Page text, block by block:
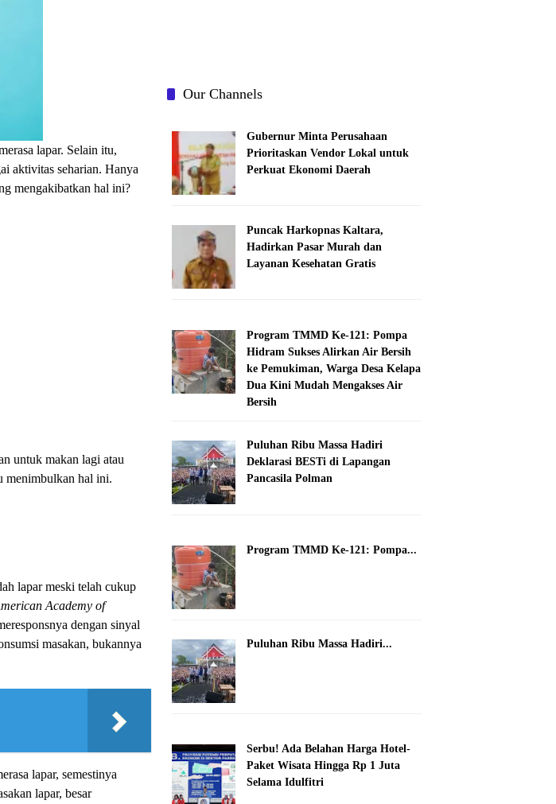
lapar. Selain itu,
aktivitas seharian. Hanya
mengakibatkan hal ini?
untuk makan lagi atau
menimbulkan hal ini.
lapar meski telah cukup
Academy of
dengan sinyal
masakan, bukannya
lapar, semestinya
lapar, besar
Our Channels
Gubernur Minta Perusahaan
Prioritaskan Vendor Lokal untuk
Perkuat Ekonomi Daerah
Puncak Harkopnas Kaltara,
Hadirkan Pasar Murah dan
Layanan Kesehatan Gratis
Program TMMD Ke-121: Pompa
Hidram Sukses Alirkan Air Bersih
ke Pemukiman, Warga Desa Kelapa
Dua Kini Mudah Mengakses Air
Bersih
Puluhan Ribu Massa Hadiri
Deklarasi BESTi di Lapangan
Pancasila Polman
Program TMMD Ke-121: Pompa...
Puluhan Ribu Massa Hadiri...
Serbu! Ada Belahan Harga Hotel-
Paket Wisata Hingga Rp 1 Juta
Selama Idulfitri